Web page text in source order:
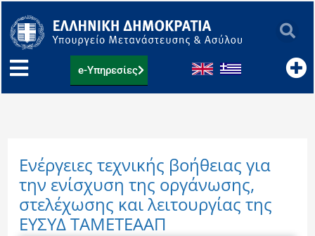
στο
περιεχόμενο
e-Υπηρεσίες
Ενέργειες τεχνικής βοήθειας για
την ενίσχυση της οργάνωσης,
στελέχωσης και λειτουργίας της
ΕΥΣΥΔ ΤΑΜΕΤΕΑΑΠ